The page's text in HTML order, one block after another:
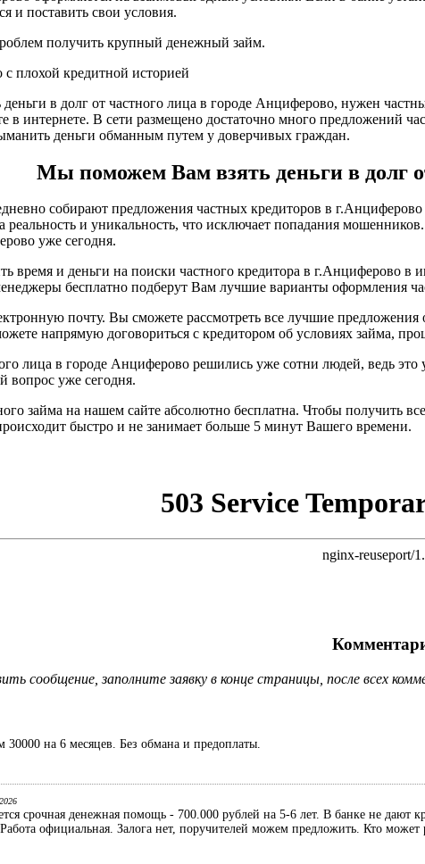
и поставить свои условия.
получить крупный денежный займ.
плохой кредитной историей
в долг от частного лица в городе Анциферово, нужен
в интернете. В сети размещено достаточно много предложений
деньги обманным путем у доверчивых граждан.
Мы поможем Вам взять деньги в долг
собирают предложения частных кредиторов в
реальность и уникальность, что исключает попадания
уже сегодня.
время и деньги на поиски частного кредитора в г.Анциферово в
бесплатно подберут Вам лучшие варианты оформления
почту. Вы сможете рассмотреть все лучшие
напрямую договориться с кредитором об условиях займа,
лица в городе Анциферово решились уже сотни людей, ведь
уже сегодня.
займа на нашем сайте абсолютно бесплатна. Чтобы получить
быстро и не занимает больше 5 минут Вашего времени.
сообщение, заполните заявку в конце страницы, после всех
на 6 месяцев. Без обмана и предоплаты.
срочная денежная помощь - 700.000 рублей на 5-6 лет. В банке не дают
официальная. Залога нет, поручителей можем предложить. Кто может